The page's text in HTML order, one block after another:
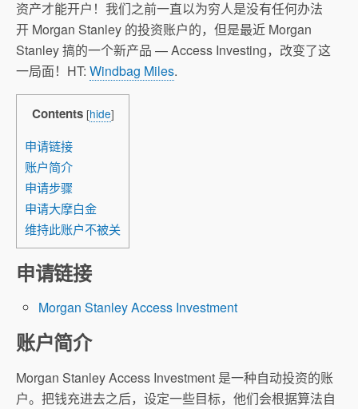
资产才能开户！我们之前一直以为穷人是没有任何办法
开 Morgan Stanley 的投资账户的，但是最近 Morgan
Stanley 搞的一个新产品 — Access Investing，改变了这
一局面！HT: Windbag Miles.
Contents [hide]
申请链接
账户简介
申请步骤
申请大摩白金
维持此账户不被关
申请链接
Morgan Stanley Access Investment
账户简介
Morgan Stanley Access Investment 是一种自动投资的账
户。把钱充进去之后，设定一些目标，他们会根据算法自